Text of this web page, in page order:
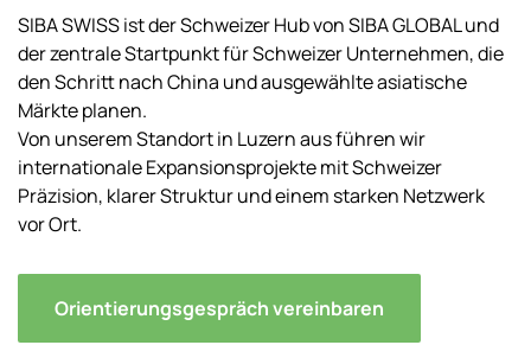
SIBA SWISS ist der Schweizer Hub von SIBA GLOBAL und
der zentrale Startpunkt für Schweizer Unternehmen, die
den Schritt nach China und ausgewählte asiatische
Märkte planen.
Von unserem Standort in Luzern aus führen wir
internationale Expansionsprojekte mit Schweizer
Präzision, klarer Struktur und einem starken Netzwerk
vor Ort.
Orientierungsgespräch vereinbaren